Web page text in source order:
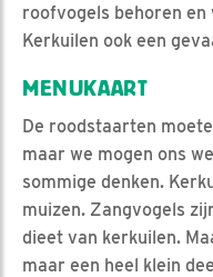
roofvogels behoren en
Kerkuilen ook een
MENUKAART
De roodstaarten
maar we mogen ons
sommige denken.
muizen. Zangvogels
dieet van kerkuilen.
maar een heel klein